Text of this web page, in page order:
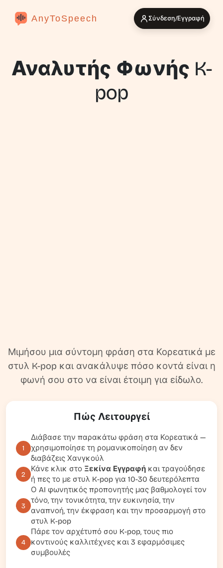
AnyToSpeech Σύνδεση/Εγγραφή
Αναλυτής Φωνής K-
pop
Μιμήσου μια σύντομη φράση στα Κορεατικά με
στυλ K-pop και ανακάλυψε πόσο κοντά είναι η
φωνή σου στο να είναι έτοιμη για είδωλο.
Πώς Λειτουργεί
1
Διάβασε την παρακάτω φράση στα Κορεατικά —
χρησιμοποίησε τη ρομανικοποίηση αν δεν
διαβάζεις Χανγκούλ
2
Κάνε κλικ στο Ξεκίνα Εγγραφή και τραγούδησε
ή πες το με στυλ K-pop για 10-30 δευτερόλεπτα
3
Ο AI φωνητικός προπονητής μας βαθμολογεί τον
τόνο, την τονικότητα, την ευκινησία, την
αναπνοή, την έκφραση και την προσαρμογή στο
στυλ K-pop
4
Πάρε τον αρχέτυπό σου K-pop, τους πιο
κοντινούς καλλιτέχνες και 3 εφαρμόσιμες
συμβουλές